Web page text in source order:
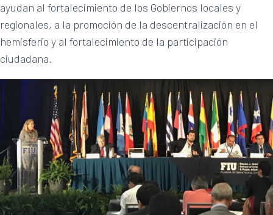
ayudan al fortalecimiento de los Gobiernos locales y
regionales, a la promoción de la descentralización en el
hemisferio y al fortalecimiento de la participación
ciudadana.